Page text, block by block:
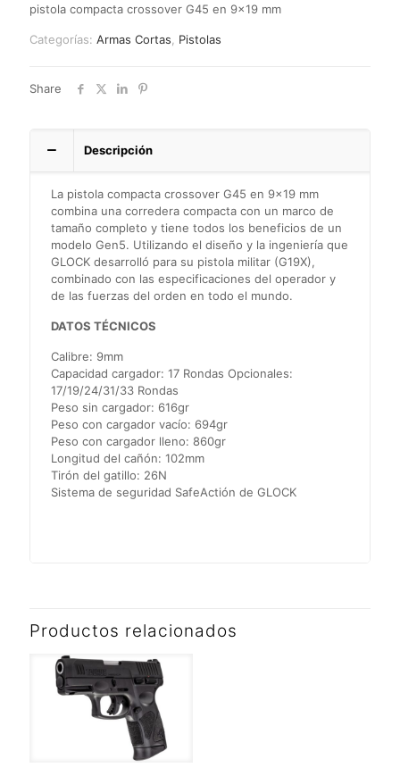
pistola compacta crossover G45 en 9×19 mm
Categorías: Armas Cortas Pistolas
Share
Descripción
La pistola compacta crossover G45 en 9×19 mm
combina una corredera compacta con un marco de
tamaño completo y tiene todos los beneficios de un
modelo Gen5. Utilizando el diseño y la ingeniería que
GLOCK desarrolló para su pistola militar (G19X),
combinado con las especificaciones del operador y
de las fuerzas del orden en todo el mundo.
DATOS TÉCNICOS
Calibre: 9mm
Capacidad cargador: 17 Rondas Opcionales:
17/19/24/31/33 Rondas
Peso sin cargador: 616gr
Peso con cargador vacío: 694gr
Peso con cargador lleno: 860gr
Longitud del cañón: 102mm
Tirón del gatillo: 26N
Sistema de seguridad SafeActión de GLOCK
Productos relacionados